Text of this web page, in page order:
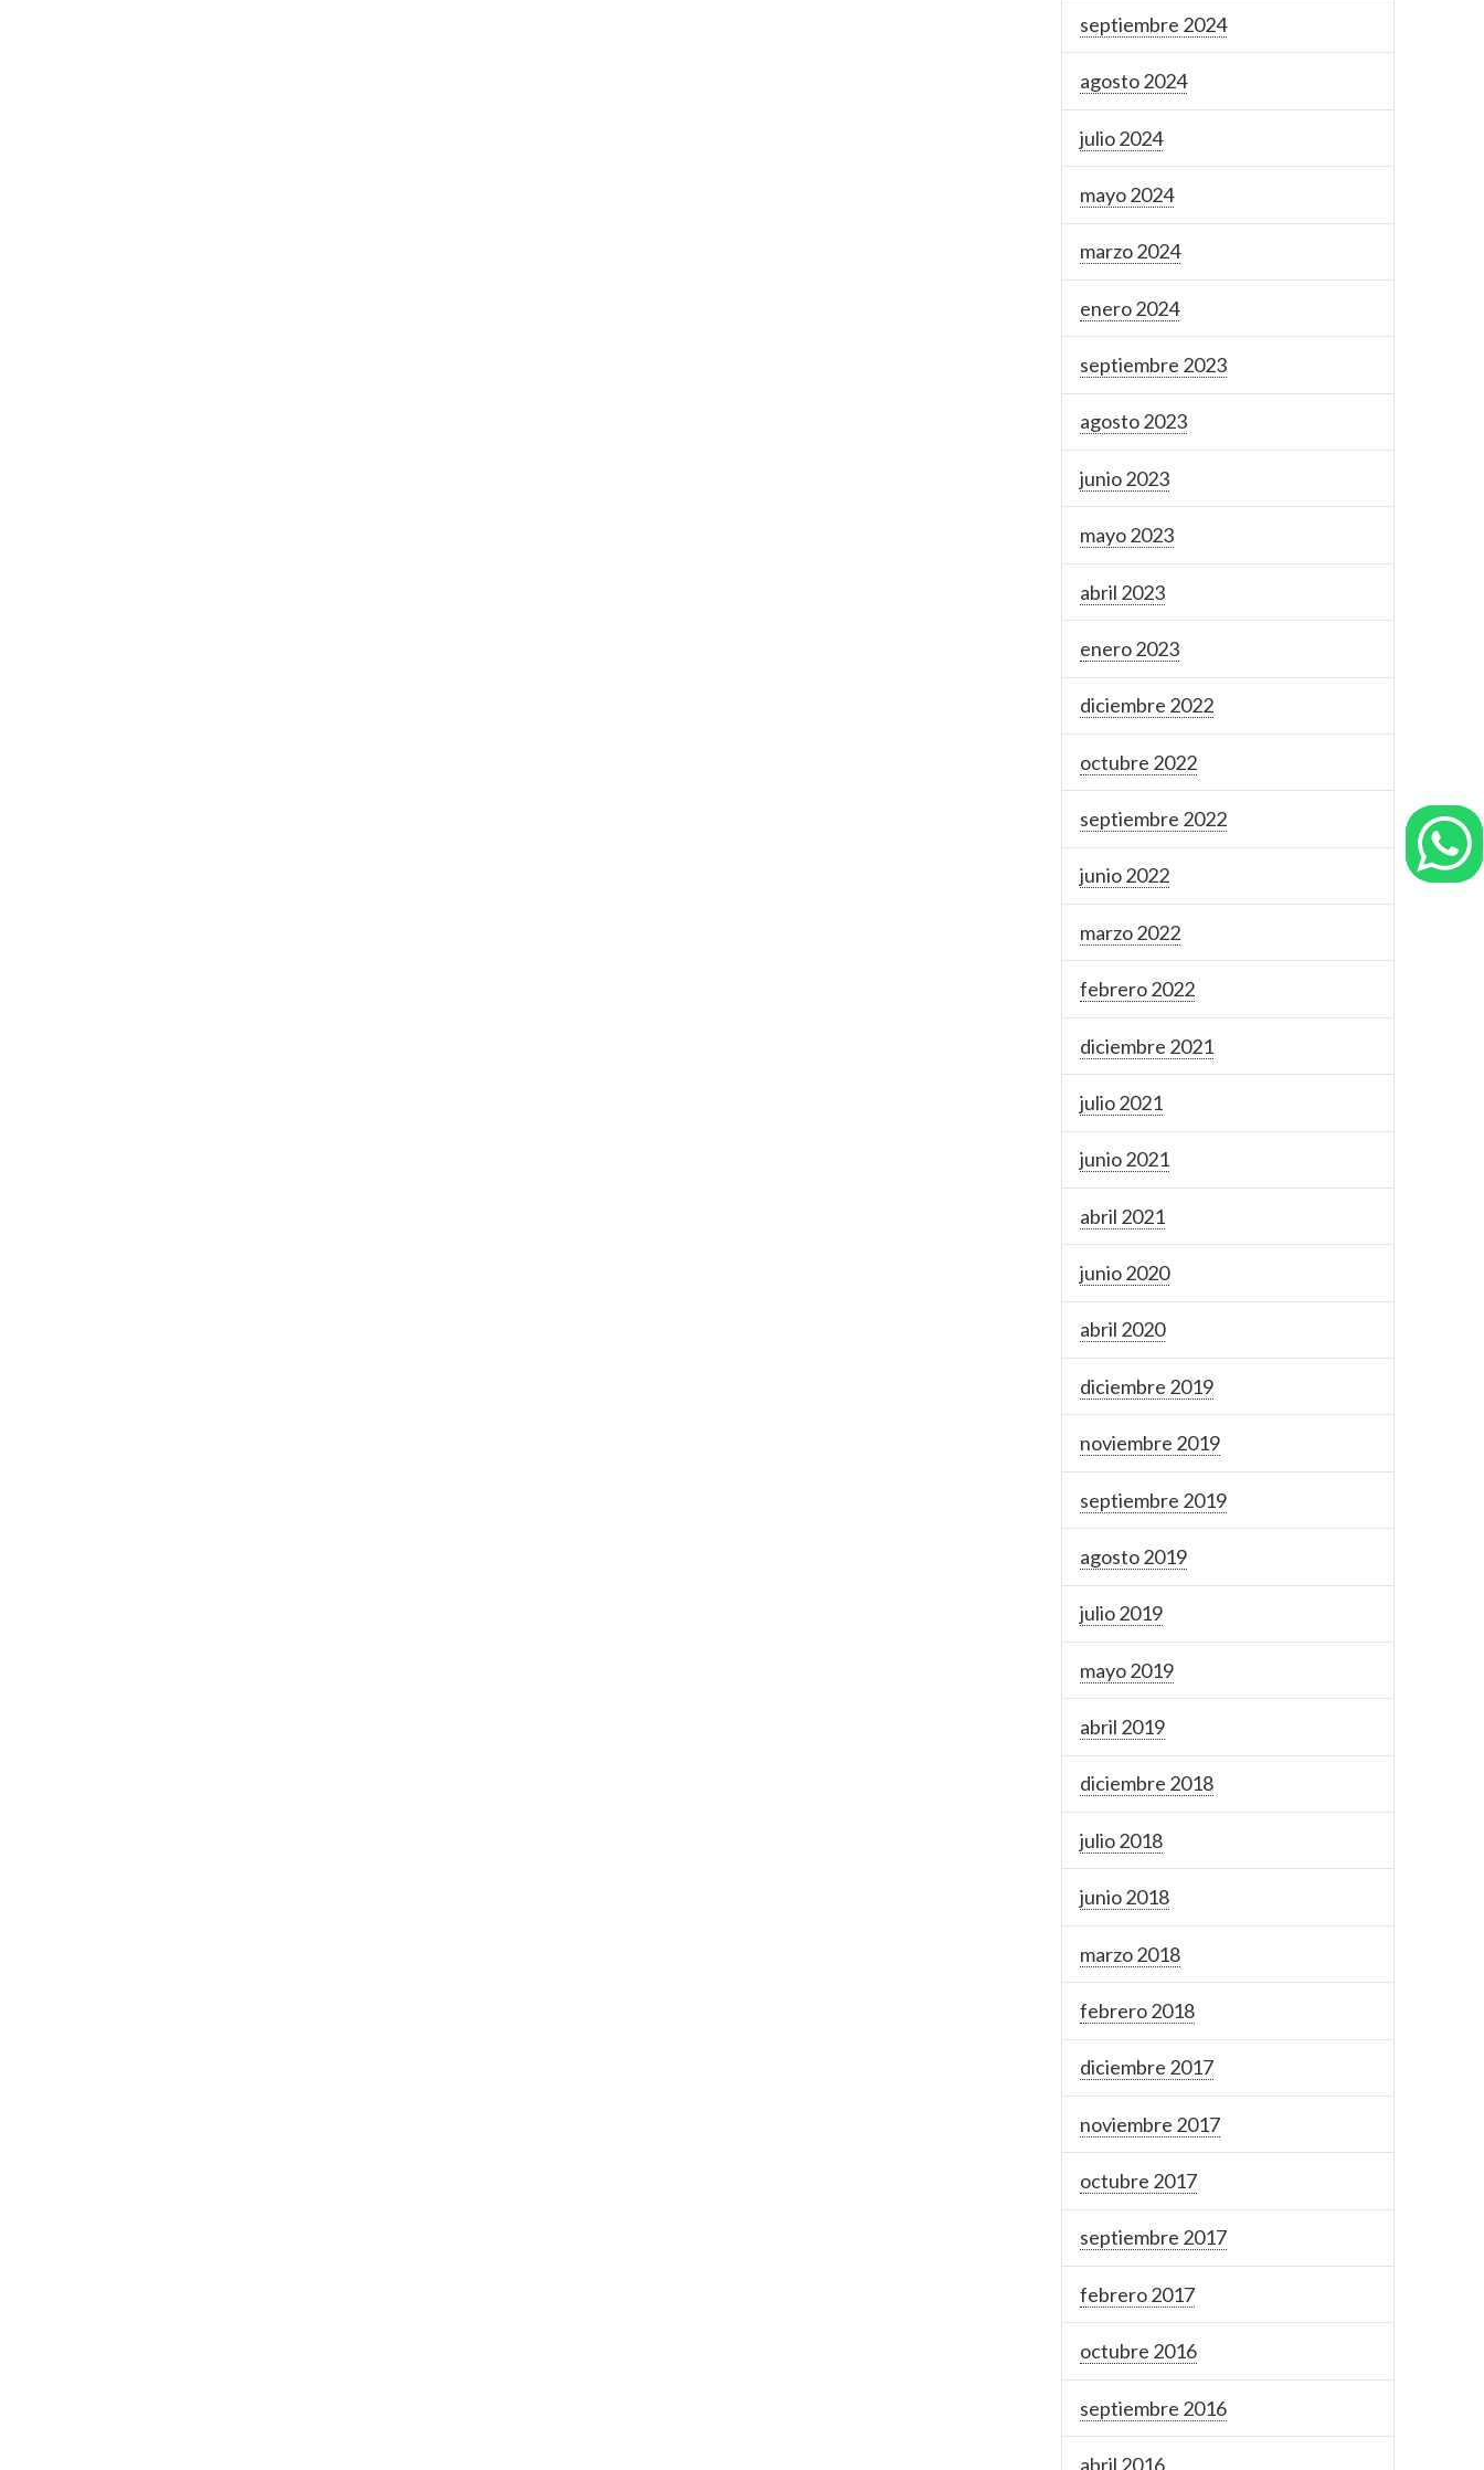
septiembre 2024
agosto 2024
julio 2024
mayo 2024
marzo 2024
enero 2024
septiembre 2023
agosto 2023
junio 2023
mayo 2023
abril 2023
enero 2023
diciembre 2022
octubre 2022
septiembre 2022
junio 2022
marzo 2022
febrero 2022
diciembre 2021
julio 2021
junio 2021
abril 2021
junio 2020
abril 2020
diciembre 2019
noviembre 2019
septiembre 2019
agosto 2019
julio 2019
mayo 2019
abril 2019
diciembre 2018
julio 2018
junio 2018
marzo 2018
febrero 2018
diciembre 2017
noviembre 2017
octubre 2017
septiembre 2017
febrero 2017
octubre 2016
septiembre 2016
abril 2016